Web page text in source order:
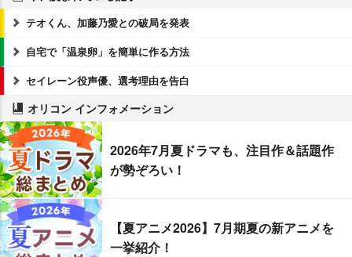
テオくん、加藤乃愛との破局を発表
自宅で「温泉卵」を簡単に作る方法
セイレーン役声優、選考理由を告白
オリコン インフォメーション
2026年7月夏ドラマも、注目作＆話題作
が勢ぞろい！
【夏アニメ2026】7月期夏の新アニメを
一挙紹介！